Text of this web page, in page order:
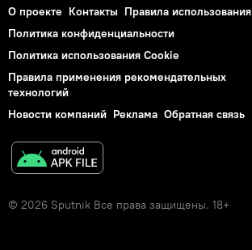
О проекте Контакты Правила использования
Политика конфиденциальности
Политика использования Cookie
Правила применения рекомендательных
технологий
Новости компаний Реклама Обратная связь
© 2026 Sputnik Все права защищены. 18+